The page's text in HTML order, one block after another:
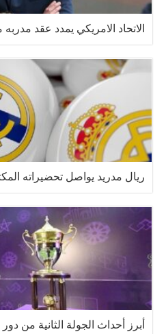
الاتحاد الامريكي يمدد عقد مدربه
ريال مدريد يواصل تحضيراته
أبرز أحداث الجولة الثانية من